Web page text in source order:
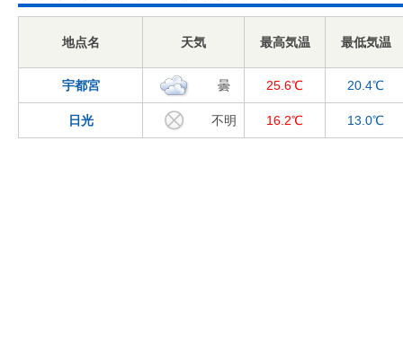
地点名 天気 最高気温 最低気温
宇都宮 曇 25.6℃ 20.4℃
日光 不明 16.2℃ 13.0℃